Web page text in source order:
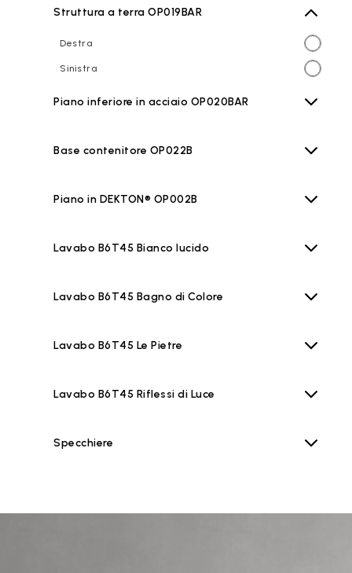
Struttura a terra OP019BAR
Destra
Sinistra
Piano inferiore in acciaio OP020BAR
Base contenitore OP022B
Piano in DEKTON® OP002B
Lavabo B6T45 Bianco lucido
Lavabo B6T45 Bagno di Colore
Lavabo B6T45 Le Pietre
Lavabo B6T45 Riflessi di Luce
Specchiere